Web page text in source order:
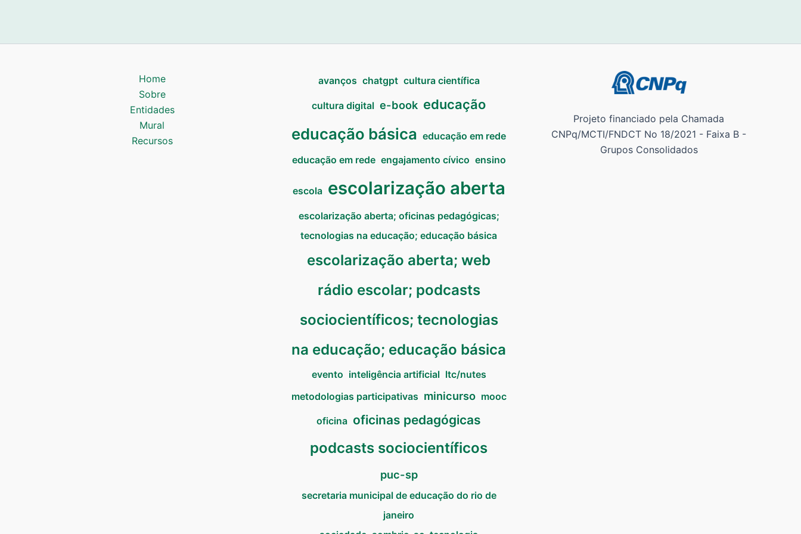
Home
Sobre
Entidades
Mural
Recursos
avanços chatgpt cultura científica
cultura digital e-book educação
educação básica educação em rede
educação em rede engajamento cívico ensino
escola escolarização aberta
escolarização aberta; oficinas pedagógicas;
tecnologias na educação; educação básica
escolarização aberta; web
rádio escolar; podcasts
sociocientíficos; tecnologias
na educação; educação básica
evento inteligência artificial ltc/nutes
metodologias participativas minicurso mooc
oficina oficinas pedagógicas
podcasts sociocientíficos
puc-sp
secretaria municipal de educação do rio de
janeiro
Projeto financiado pela Chamada
CNPq/MCTI/FNDCT No 18/2021 - Faixa B -
Grupos Consolidados